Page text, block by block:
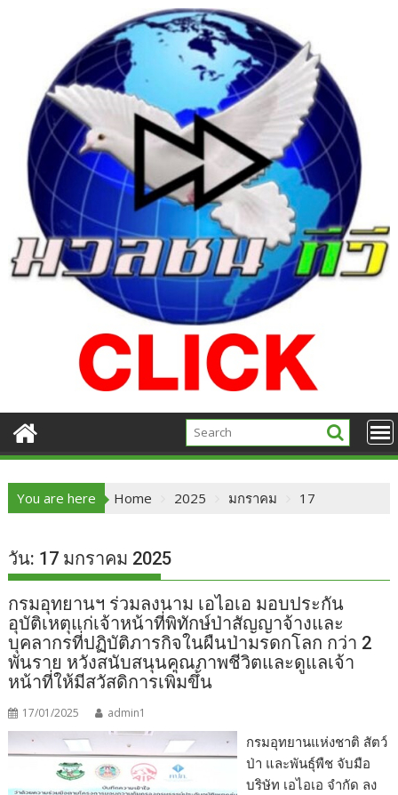
You are here Home 2025 มกราคม 17
วัน: 17 มกราคม 2025
กรมอุทยานฯ ร่วมลงนาม​ เอไอเอ มอบประกัน
อุบัติเหตุแก่เจ้าหน้าที่พิทักษ์ป่าสัญญาจ้างและ
บุคลากรที่ปฏิบัติภารกิจในผืนป่ามรดกโลก กว่า 2
พันราย หวังสนับสนุนคุณภาพชีวิตและดูแลเจ้า
หน้าที่ให้มีสวัสดิการเพิ่มขึ้น
17/01/2025 admin1
กรมอุทยานแห่งชาติ สัตว์
ป่า และพันธุ์พืช จับมือ
บริษัท เอไอเอ จำกัด ลง